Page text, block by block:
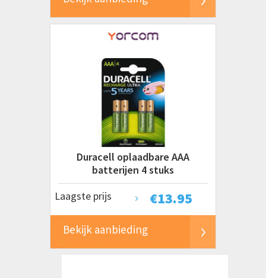
Duracell oplaadbare AAA
batterijen 4 stuks
€13.95
Laagste prijs
Bekijk aanbieding